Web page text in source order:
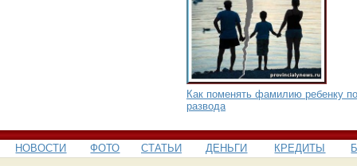
Как поменять фамилию ребенку
развода
НОВОСТИ ФОТО СТАТЬИ ДЕНЬГИ КРЕДИТЫ